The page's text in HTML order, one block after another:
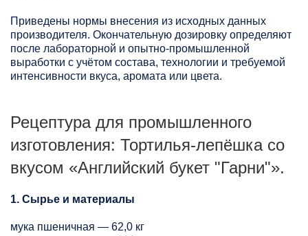
Приведены нормы внесения из исходных данных
производителя. Окончательную дозировку определяют
после лабораторной и опытно-промышленной
выработки с учётом состава, технологии и требуемой
интенсивности вкуса, аромата или цвета.
Рецептура для промышленного
изготовления: Тортилья-лепёшка со
вкусом «Английский букет "Гарни"».
1. Сырье и материалы
мука пшеничная — 62,0 кг